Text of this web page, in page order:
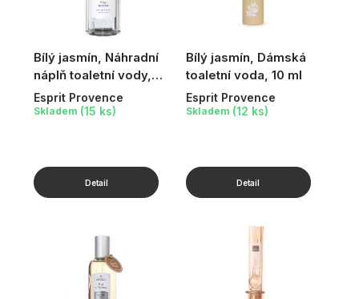
Bílý jasmín, Náhradní
náplň toaletní vody,
100 ml
Esprit Provence
Skladem (15 ks)
Bílý jasmín, Dámská
toaletní voda, 10 ml
Esprit Provence
Skladem (12 ks)